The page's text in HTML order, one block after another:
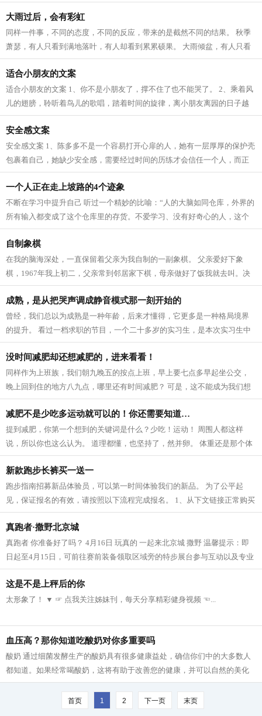
多人如果换一个时间认识，就会有不同...
大雨过后，会有彩虹
同样一件事，不同的态度，不同的反应，带来的是截然不同的结果。 秋季
萧瑟，有人只看到满地落叶，有人却看到累累硕果。 大雨倾盆，有人只看
到满地泥泞，有人却看到天边彩虹。...
适合小朋友的文案
适合小朋友的文案 1、你不是小朋友了，撑不住了也不能哭了。 2、乘着风
儿的翅膀，聆听着鸟儿的歌唱，踏着时间的旋律，离小朋友离园的日子越
来越近了。看着即将毕业的你们，我心...
安全感文案
安全感文案 1、陈多多不是一个容易打开心扉的人，她有一层厚厚的保护壳
包裹着自己，她缺少安全感，需要经过时间的历练才会信任一个人，而正
是因为如此，她对他的信任和依赖几...
一个人正在走上坡路的4个迹象
不断在学习中提升自己 听过一个精妙的比喻：“人的大脑如同仓库，外界的
所有输入都变成了这个仓库里的存货。不爱学习、没有好奇心的人，这个
仓库里是空的。”想要提升自己，离...
自制象棋
在我的脑海深处，一直保留着父亲为我自制的一副象棋。 父亲爱好下象
棋，1967年我上初二，父亲常到邻居家下棋，母亲做好了饭我就去叫。决
不出胜负的二人决不罢休，我只得站在旁...
成熟，是从把哭声调成静音模式那一刻开始的
曾经，我们总以为成熟是一种年龄，后来才懂得，它更多是一种格局境界
的提升。 看过一档求职的节目，一个二十多岁的实习生，是本次实习生中
唯一的本科生。 当他提到自己毕业于...
没时间减肥却还想减肥的，进来看看！
同样作为上班族，我们朝九晚五的按点上班，早上要七点多早起坐公交，
晚上回到住的地方八九点，哪里还有时间减肥？ 可是，这不能成为我们想
要拥有好的身材的绊脚石，没时间专注...
减肥不是少吃多运动就可以的！你还需要知道…
提到减肥，你第一个想到的关键词是什么？少吃！运动！ 周围人都这样
说，所以你也这么认为。 道理都懂，也坚持了，然并卵。 体重还是那个体
重，你还是曾经的你 表着急，看下文治...
新款跑步长裤买一送一
跑步指南招募新品体验员，可以第一时间体验我们的新品。 为了公平起
见，保证报名的有效，请按照以下流程完成报名。 1、从下文链接正常购买
2条长裤 复制这条信息，打开手机淘宝...
真跑者·撒野北京城
真跑者 你准备好了吗？ 4月16日 玩真的 一起来北京城 撒野 温馨提示：即
日起至4月15日，可前往赛前装备领取区域旁的特步展台参与互动以及专业
教练的跑步指导课程和约跑活动，学习...
这是不是上秤后的你
太形象了！ ▼ ☞ 点我关注姊妹刊，每天分享精彩健身视频 ☜...
血压高？那你知道吃酸奶对你多重要吗
酸奶 通过细菌发酵生产的酸奶具有很多健康益处，确信你们中的大多数人
都知道。如果经常喝酸奶，这将有助于改善您的健康，并可以自然的美化
容颜。据医生介绍，它是多种维生素的...
首页 1 2 下一页 末页